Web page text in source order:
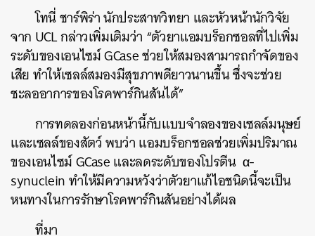
โทนี่ชาร์พิร่านักประสาทวิทยา และหัวหน้านักวิจัย
จาก UCLกล่าวเพิ่มเติมว่า “ตัวยาแอมบร็อกซอลที่ไปเพิ่ม
ระดับของเอนไซม์GCaseช่วยให้สมองสามารถกำจัดของ
เสียทำให้เซลล์สมองมีสุขภาพดียาวนานขึ้นซึ่งจะช่วย
ชะลออาการของโรคพาร์กินสันได้”
การทดลองก่อนหน้านี้กับแบบจำลองของเซลล์มนุษย์
และเซลล์ของสัตว์พบว่าแอมบร็อกซอลช่วยเพิ่มปริมาณ
ของเอนไซม์GCaseและลดระดับของโปรตีนα-
synucleinทำให้มีความหวังว่าตัวยาแก้ไอชนิดนี้จะเป็น
หนทางในการรักษาโรคพาร์กินสันอย่างได้ผล
ที่มา
SHARE TWEET LINE EMAIL